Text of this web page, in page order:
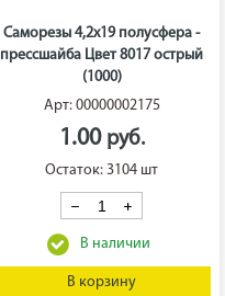
Саморезы 4,2х19 полусфера -
прессшайба Цвет 8017 острый
(1000)
Арт: 00000002175
1.00
Остаток: 3104 шт
В корзину